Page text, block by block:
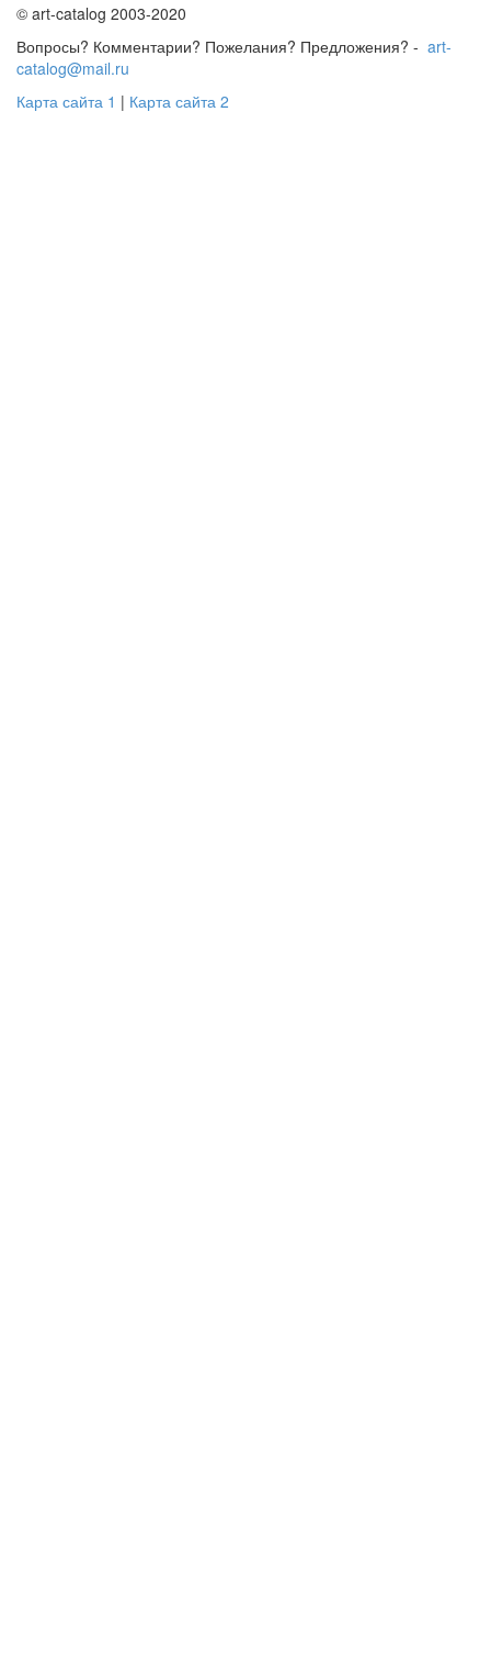
© art-catalog 2003-2020
Вопросы? Комментарии? Пожелания? Предложения? - art-
catalog@mail.ru
Карта сайта 1 | Карта сайта 2